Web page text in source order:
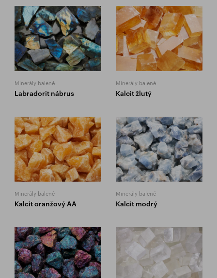
Minerály balené
Labradorit nábrus
Minerály balené
Kalcit žlutý
Minerály balené
Kalcit oranžový AA
Minerály balené
Kalcit modrý